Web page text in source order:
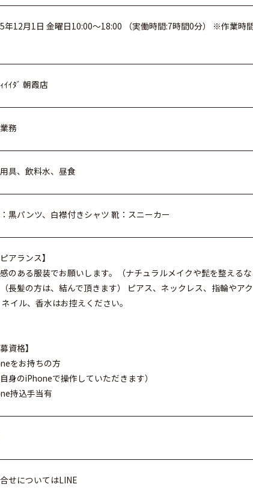
年12月1日 金曜日10:00～18:00 （実働時間:7時間0分） ※作業時
ｲｲﾀﾞ 朝霞店
務
具、飲料水、昼食
黒パンツ、白襟付きシャツ 靴：スニーカー
ピアランス】
のある服装でお願いします。（ナチュラルメイクや髭を整える
長髪の方は、結んで頂きます） ピアス、ネックレス、指輪やア
イル、香水はお控えください。
資格】
をお持ちの方
自身のiPhoneで操作していただきます）
持込手当有
せについてはLINE